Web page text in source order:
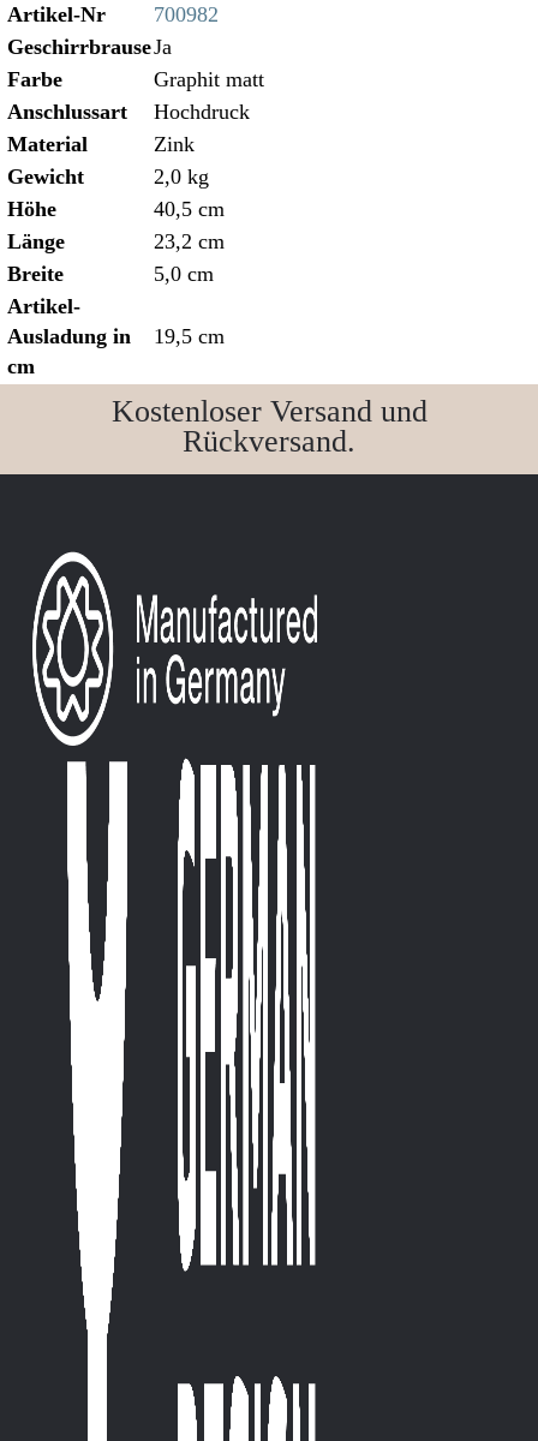
Artikel-Nr
700982
GeschirrbrauseJa
Farbe
Graphit matt
Anschlussart
Hochdruck
Material
Zink
Gewicht
2,0 kg
Höhe
40,5 cm
Länge
23,2 cm
Breite
5,0 cm
Artikel-
Ausladung in
cm
19,5 cm
Kostenloser Versand und
Rückversand.